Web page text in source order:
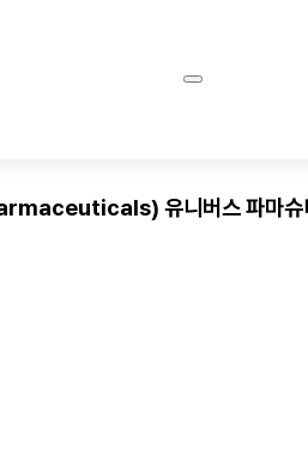
유니버스 파마슈티